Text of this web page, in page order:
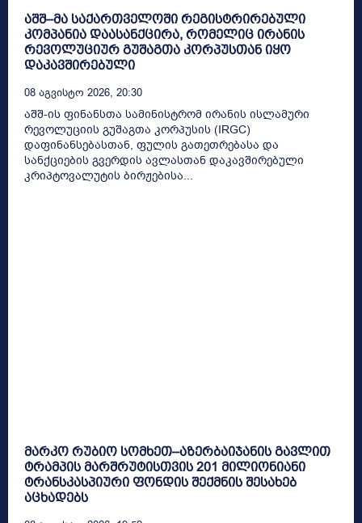
აშშ–მა საქართველოში რეგისტრირებული
კომპანია დაასანქცირა, რომელიც ირანის
რევოლუციურ გუშაგთა კორპუსთან იყო
დაკავშირებული
08 Აგვისტო 2026, 20:30
აშშ-ის ფინანსთა სამინისტრომ ირანის ისლამური
რევოლუციის გუშაგთა კორპუსის (IRGC)
დაფინანსებასთან, ფულის გათეთრებასა და
სანქციების გვერდის ავლასთან დაკავშირებული
კრიპტოვალუტის ბირჟებისა...
მარკო რუბიო სომხეთ–აზერბაიჯანის გავლით
ტრამპის მარშრუტისთვის 201 მილიონიანი
ტრანსკასპიური ფონდის შექმნის შესახებ
აცხადებს